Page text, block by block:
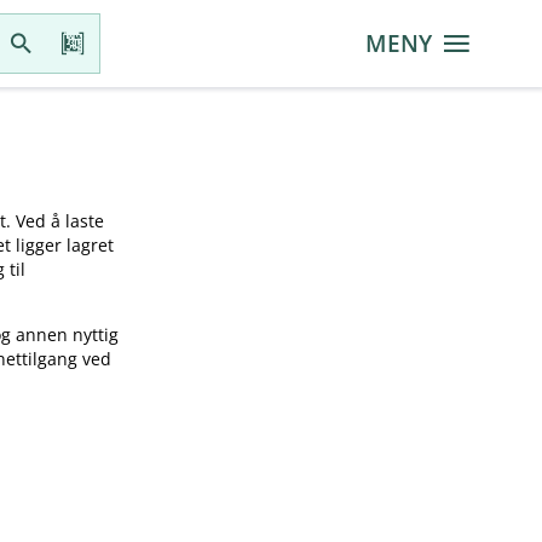
MENY
Ved å laste
ligger lagret
til
annen nyttig
ved